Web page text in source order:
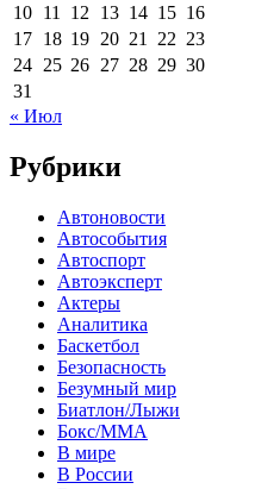
10 11 12 13 14 15 16
17 18 19 20 21 22 23
24 25 26 27 28 29 30
31
« Июл
Рубрики
Автоновости
Автособытия
Автоспорт
Автоэксперт
Актеры
Аналитика
Баскетбол
Безопасность
Безумный мир
Биатлон/Лыжи
Бокс/MMA
В мире
В России